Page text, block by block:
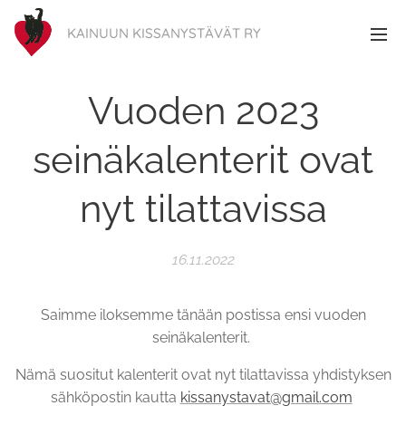
KAINUUN KISSANYSTÄVÄT RY
Vuoden 2023
seinäkalenterit ovat
nyt tilattavissa
16.11.2022
Saimme iloksemme tänään postissa ensi vuoden
seinäkalenterit.
Nämä suositut kalenterit ovat nyt tilattavissa yhdistyksen
sähköpostin kautta kissanystavat@gmail.com